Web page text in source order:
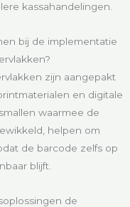
kassahandelingen.
bij de implementatie
zijn aangepakt
en digitale
waarmee de
helpen om
de barcode zelfs op
blijft.
de